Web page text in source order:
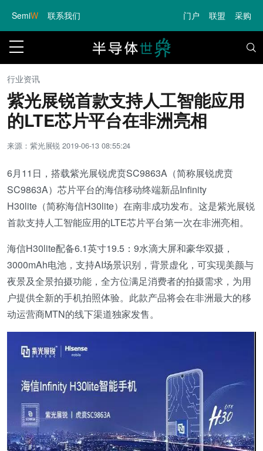
SemiW 联系我们 门户 联盟 采购
行业资讯
紫光展锐首款支持人工智能应用
的LTE芯片平台在非洲亮相
来源：紫光展锐2019-06-13 08:55:24
6月11日，搭载紫光展锐虎贲SC9863A（简称展锐虎贲
SC9863A）芯片平台的海信移动终端新品Infinity
H30lite（简称海信H30lite）在南非成功发布。这是紫光展锐
首款支持人工智能应用的LTE芯片平台第一次在非洲亮相。
海信H30lite配备6.1英寸19.5：9水滴大屏和豪华双摄，
3000mAh电池，支持AI场景识别，背景虚化，可实现美颜与
夜景及全景拍摄功能，全方位满足消费者的拍摄需求，为用
户提供全新的手机拍照体验。此款产品将会在非洲最大的移
动运营商MTN的线下渠道独家发售。